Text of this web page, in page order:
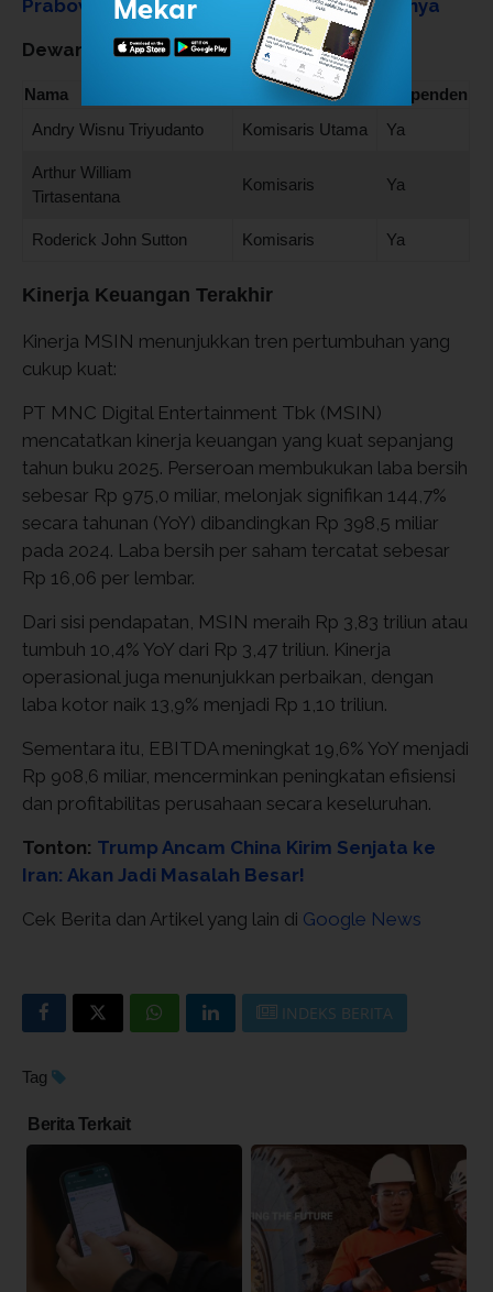
Prabowo, Cek Profil Emiten hingga Kinerjanya
Dewan Komisaris
Nama
Independen
Andry Wisnu Triyudanto
Komisaris Utama Ya
Arthur William
Tirtasentana
Komisaris Ya
Roderick John Sutton Komisaris Ya
Kinerja Keuangan Terakhir
Kinerja MSIN menunjukkan tren pertumbuhan yang
cukup kuat:
PT MNC Digital Entertainment Tbk (MSIN)
mencatatkan kinerja keuangan yang kuat sepanjang
tahun buku 2025. Perseroan membukukan laba bersih
sebesar Rp 975,0 miliar, melonjak signifikan 144,7%
secara tahunan (YoY) dibandingkan Rp 398,5 miliar
pada 2024. Laba bersih per saham tercatat sebesar
Rp 16,06 per lembar.
Dari sisi pendapatan, MSIN meraih Rp 3,83 triliun atau
tumbuh 10,4% YoY dari Rp 3,47 triliun. Kinerja
operasional juga menunjukkan perbaikan, dengan
laba kotor naik 13,9% menjadi Rp 1,10 triliun.
Sementara itu, EBITDA meningkat 19,6% YoY menjadi
Rp 908,6 miliar, mencerminkan peningkatan efisiensi
dan profitabilitas perusahaan secara keseluruhan.
Tonton: Trump Ancam China Kirim Senjata ke
Iran: Akan Jadi Masalah Besar!
Cek Berita dan Artikel yang lain di Google News
INDEKS BERITA
Tag
Berita Terkait